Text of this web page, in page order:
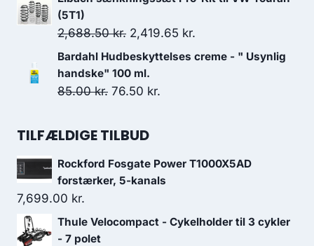
var:
225.00 kr..
er:
(5T1)
2,688.50kr. Den
oprindelige
pris
var:
2,419.65 kr.
aktuelle
Bardahl Hudbeskyttelses creme - " Usynlig
handske" 100 ml.
85.00kr. Den
pris
85.00 kr..
76.50 kr.
76.50 kr..
TILFÆLDIGE TILBUD
Rockford Fosgate Power T1000X5AD
forstærker, 5-kanals
7,699.00 kr.
Thule Velocompact - Cykelholder til 3 cykler
- 7 polet